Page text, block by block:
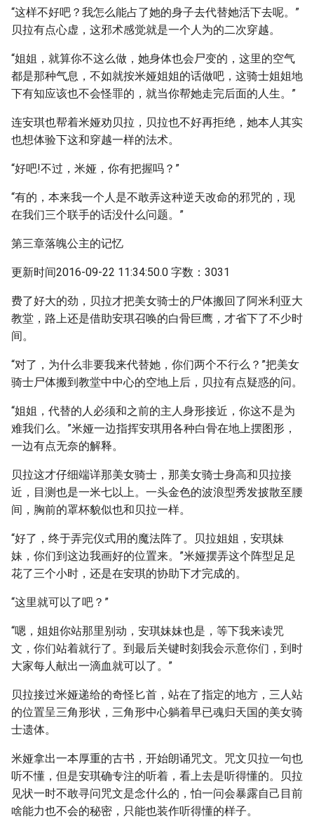
“这样不好吧？我怎么能占了她的身子去代替她活下去呢。”
贝拉有点心虚，这邪术感觉就是一个人为的二次穿越。
“姐姐，就算你不这么做，她身体也会尸变的，这里的空气
都是那种气息，不如就按米娅姐姐的话做吧，这骑士姐姐地
下有知应该也不会怪罪的，就当你帮她走完后面的人生。”
连安琪也帮着米娅劝贝拉，贝拉也不好再拒绝，她本人其实
也想体验下这和穿越一样的法术。
“好吧!不过，米娅，你有把握吗？”
“有的，本来我一个人是不敢弄这种逆天改命的邪咒的，现
在我们三个联手的话没什么问题。”
第三章落魄公主的记忆
更新时间2016-09-22 11:34:50.0 字数：3031
费了好大的劲，贝拉才把美女骑士的尸体搬回了阿米利亚大
教堂，路上还是借助安琪召唤的白骨巨鹰，才省下了不少时
间。
“对了，为什么非要我来代替她，你们两个不行么？”把美女
骑士尸体搬到教堂中中心的空地上后，贝拉有点疑惑的问。
“姐姐，代替的人必须和之前的主人身形接近，你这不是为
难我们么。”米娅一边指挥安琪用各种白骨在地上摆图形，
一边有点无奈的解释。
贝拉这才仔细端详那美女骑士，那美女骑士身高和贝拉接
近，目测也是一米七以上。一头金色的波浪型秀发披散至腰
间，胸前的罩杯貌似也和贝拉一样。
“好了，终于弄完仪式用的魔法阵了。贝拉姐姐，安琪妹
妹，你们到这边我画好的位置来。”米娅摆弄这个阵型足足
花了三个小时，还是在安琪的协助下才完成的。
“这里就可以了吧？”
“嗯，姐姐你站那里别动，安琪妹妹也是，等下我来读咒
文，你们站着就行了。到最后关键时刻我会示意你们，到时
大家每人献出一滴血就可以了。”
贝拉接过米娅递给的奇怪匕首，站在了指定的地方，三人站
的位置呈三角形状，三角形中心躺着早已魂归天国的美女骑
士遗体。
米娅拿出一本厚重的古书，开始朗诵咒文。咒文贝拉一句也
听不懂，但是安琪确专注的听着，看上去是听得懂的。贝拉
见状一时不敢寻问咒文是念什么的，怕一问会暴露自己目前
啥能力也不会的秘密，只能也装作听得懂的样子。